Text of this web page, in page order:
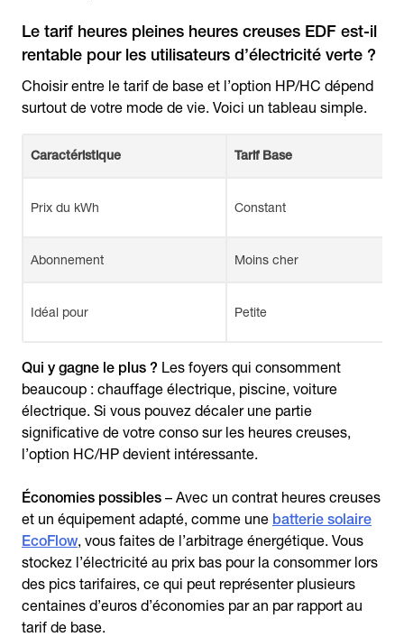
Le tarif heures pleines heures creuses EDF est-il
rentable pour les utilisateurs d’électricité verte ?
Choisir entre le tarif de base et l’option HP/HC dépend
surtout de votre mode de vie. Voici un tableau simple.
Caractéristique Tarif Base
Prix du kWh Constant
Abonnement Moins cher
Idéal pour Petite
Qui y gagne le plus ? Les foyers qui consomment
beaucoup : chauffage électrique, piscine, voiture
électrique. Si vous pouvez décaler une partie
significative de votre conso sur les heures creuses,
l’option HC/HP devient intéressante.
Économies possibles – Avec un contrat heures creuses
et un équipement adapté, comme une batterie solaire
EcoFlow, vous faites de l’arbitrage énergétique. Vous
stockez l’électricité au prix bas pour la consommer lors
des pics tarifaires, ce qui peut représenter plusieurs
centaines d’euros d’économies par an par rapport au
tarif de base.